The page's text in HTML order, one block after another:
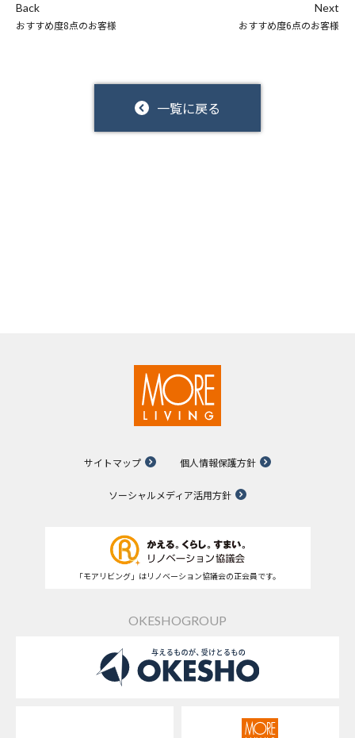
Back
おすすめ度8点のお客様
一覧に戻る
Next
おすすめ度6点のお客様
サイトマップ 個人情報保護方針
ソーシャルメディア活用方針
「モアリビング」はリノベーション協議会の正会員です。
OKESHOGROUP